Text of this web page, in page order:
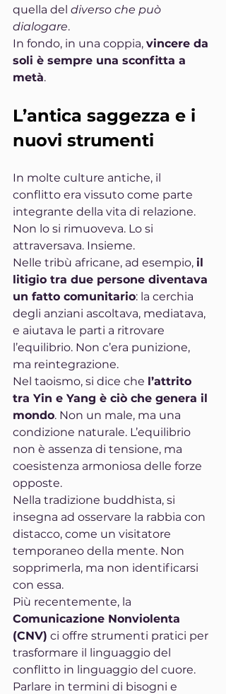
quella del diverso che può
dialogare.
In fondo, in una coppia, vincere da
soli è sempre una sconfitta a
metà.
L’antica saggezza e i
nuovi strumenti
In molte culture antiche, il
conflitto era vissuto come parte
integrante della vita di relazione.
Non lo si rimuoveva. Lo si
attraversava. Insieme.
Nelle tribù africane, ad esempio, il
litigio tra due persone diventava
un fatto comunitario: la cerchia
degli anziani ascoltava, mediatava,
e aiutava le parti a ritrovare
l’equilibrio. Non c’era punizione,
ma reintegrazione.
Nel taoismo, si dice che l’attrito
tra Yin e Yang è ciò che genera il
mondo. Non un male, ma una
condizione naturale. L’equilibrio
non è assenza di tensione, ma
coesistenza armoniosa delle forze
opposte.
Nella tradizione buddhista, si
insegna ad osservare la rabbia con
distacco, come un visitatore
temporaneo della mente. Non
sopprimerla, ma non identificarsi
con essa.
Più recentemente, la
Comunicazione Nonviolenta
(CNV) ci offre strumenti pratici per
trasformare il linguaggio del
conflitto in linguaggio del cuore.
Parlare in termini di bisogni e